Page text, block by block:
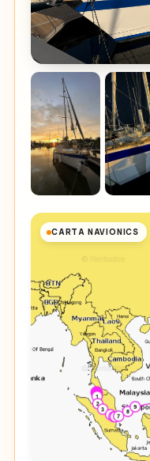
CARTA NAVIONICS